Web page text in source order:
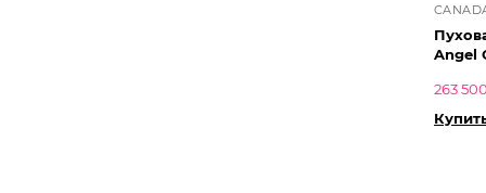
Angel
263